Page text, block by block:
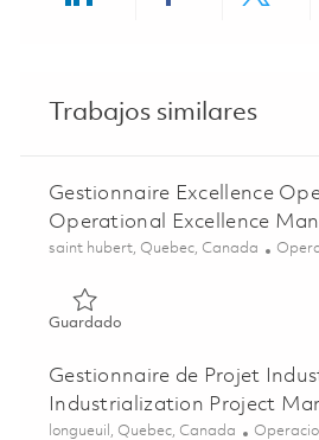
Trabajos similares
Gestionnaire Excellence
Operational Excellence
Ubicación
saint hubert, Quebec, Canada
GuardadoGuardado Gestionnaire
Gestionnaire de Projet
Industrialization Project
Ubicación
longueuil, Quebec, Canada